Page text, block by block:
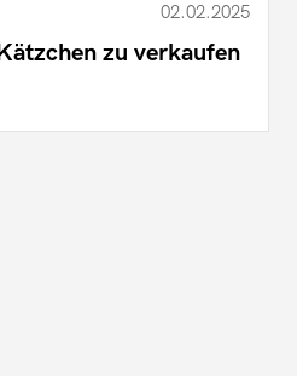
02.02.2025
zu verkaufen